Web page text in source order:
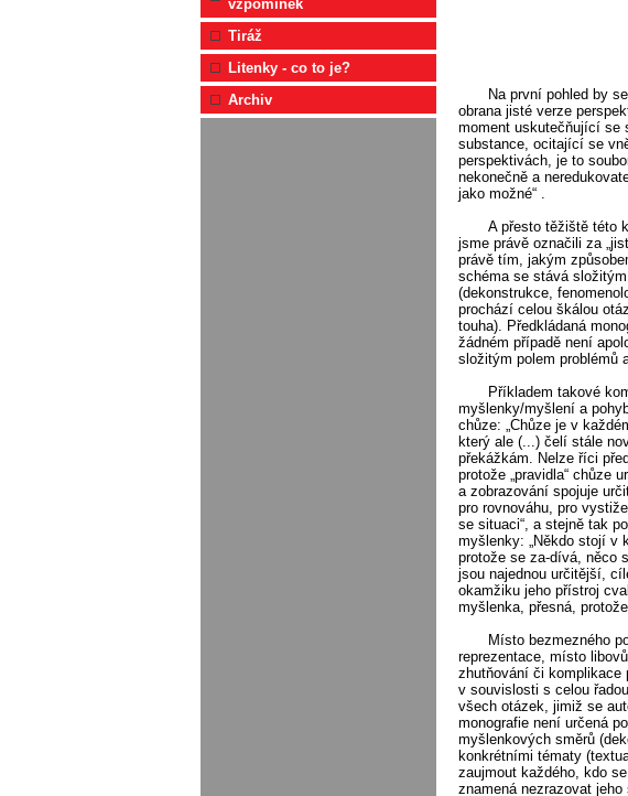
vzpomínek
Tiráž
Litenky - co to je?
Archiv
Na první pohled by
obrana jisté verze
moment uskutečňující se
substance, ocitající se
perspektivách, je to
nekonečně a
jako možné“ .
A přesto těžiště této
jsme právě označili za
právě tím, jakým
schéma se stává
(dekonstrukce,
prochází celou škálou
touha). Předkládaná
žádném případě není
složitým polem problémů
Příkladem takové
myšlenky/myšlení a
chůze: „Chůze je v
který ale (...) čelí stále
překážkám. Nelze říci
protože „pravidla“ chůze
a zobrazování spojuje
pro rovnováhu, pro
se situaci“, a stejně tak
myšlenky: „Někdo stojí v
protože se za-dívá, něco
jsou najednou určitější,
okamžiku jeho přístroj
myšlenka, přesná, protože
Místo bezmezného
reprezentace, místo
zhutňování či komplikace
v souvislosti s celou
všech otázek, jimiž se
monografie není určená
myšlenkových směrů
konkrétními tématy
zaujmout každého, kdo
znamená nezrazovat